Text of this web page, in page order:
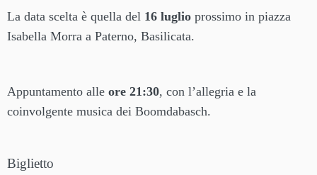
La data scelta è quella del 16 luglio prossimo in piazza
Isabella Morra a Paterno, Basilicata.
Appuntamento alle ore 21:30, con l’allegria e la
coinvolgente musica dei Boomdabasch.
Biglietto